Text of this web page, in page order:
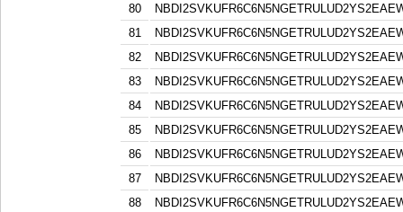
80
81
82
83
84
85
86
87
88